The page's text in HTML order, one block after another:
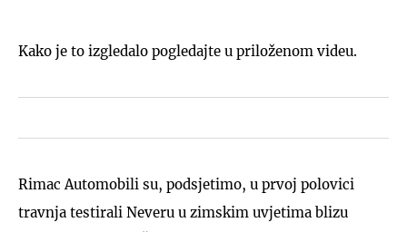
Kako je to izgledalo pogledajte u priloženom videu.
Rimac Automobili su, podsjetimo, u prvoj polovici
travnja testirali Neveru u zimskim uvjetima blizu